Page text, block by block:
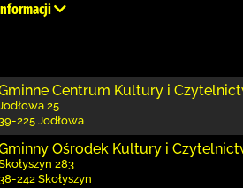
Centrum Kultury i
25
225 Jodłowa
Ośrodek Kultury i
283
242 Skołyszyn